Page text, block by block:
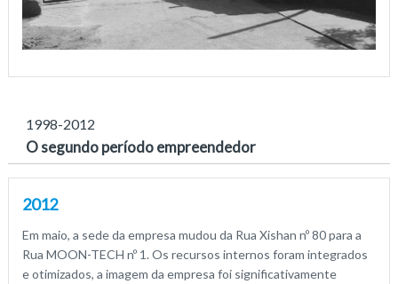
1998-2012
O segundo período empreendedor
2012
Em maio, a sede da empresa mudou da Rua Xishan nº 80 para a
Rua MOON-TECH nº 1. Os recursos internos foram integrados
e otimizados, a imagem da empresa foi significativamente